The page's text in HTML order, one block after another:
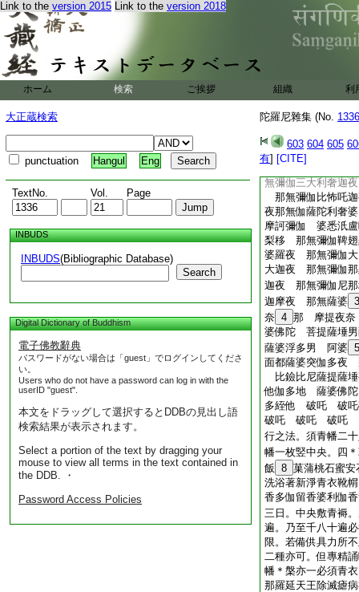
Link to the version 2015 Link to the version 2018
ホーム 検索 ご挨拶 組織 利
大正蔵検索
punctuation Hangul Eng
TextNo. Vol. Page
INBUDS
INBUDS(Bibliographic Database)
Search
Digital Dictionary of Buddhism
電子佛教辭典
パスワードがない場合は「guest」でログインしてくださ
い。
Users who do not have a password can log in with the
userID "guest".
本文をドラッグして選択するとDDBの見出し語
検索結果が表示されます。
Select a portion of the text by dragging your
mouse to view all terms in the text contained in
the DDB. ・
Password Access Policies
陀羅尼雜集 (No.
603 604 605
有] [CITE]
迦 多絰他
帝婆陀耶 守吉
伊斯 彌斯 悉纒
夜六時誦一時中誦
願
佛説乞雨呪
那無屯豆脾 膩瞿
無彌伽汦那夜 那無
無彌伽三大利奢迦
那無彌伽比怖吒
夜那無伽薩陀利奢
摩訶彌伽 婆悉汦
梨移 那無彌伽鞞
婆羅夜 那無彌伽
大迦夜 那無彌伽
迦夜 那無彌伽尼
迦摩夜 那無薩婆 3
奈 4 那 摩提夜
婆佛陀 菩提薩埵男
薩婆浮多男 阿婆 5
面都薩婆突伽多夜
比鐱比尼薩提薩
他伽多地 薩婆
多絰他 破吒 破
破吒 破吒 破吒
行之法。須青幡二
幡一枚竪中央。四
飯 8 菓蒲桃石蜜安
洗浴著新淨青衣靴
香多伽留香婆利伽
三日。中央敷青褥
遍。乃至千八十遍
限。若備供具力所
二種亦可。但專精
幡＊槃亦一必須青衣
那羅延天王除滅瘧